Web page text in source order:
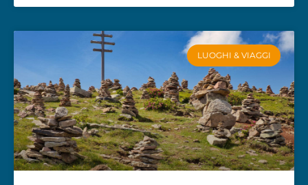
LUOGHI & VIAGGI